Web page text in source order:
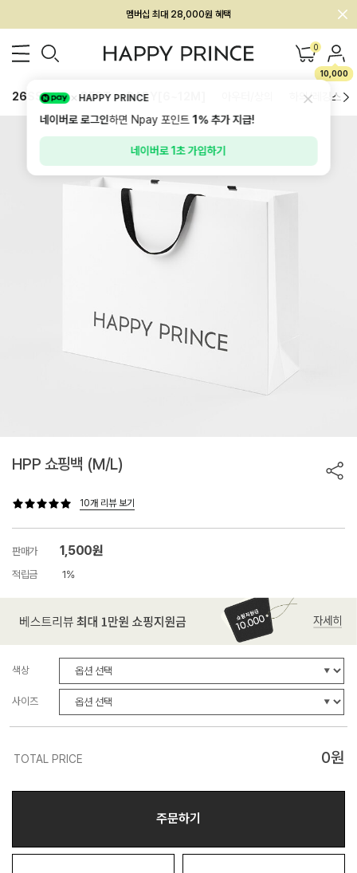
멤버십 최대 28,000원 혜택
0
10,000
26SS 신상 BEST BABY[6~12M] 하의/레깅스
HPP 쇼핑백 (M/L)
10개 리뷰 보기
판매가 1,500원
적립금 1%
색상
사이즈
TOTAL PRICE 0원
주문하기
HAPPY PRINCE
네이버로 로그인하면 Npay 포인트1%추가 지급!
네이버로 1초 가입하기